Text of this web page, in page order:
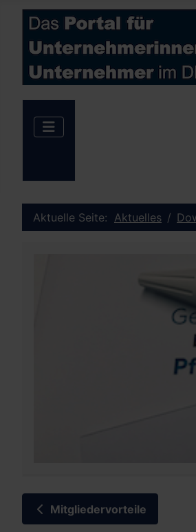
Aktuelle Seite: Aktuelles
Mitgliedervorteile